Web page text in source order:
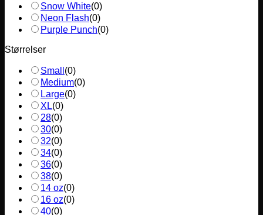
Snow White(0)
Neon Flash(0)
Purple Punch(0)
Størrelser
Small (0)
Medium(0)
Large(0)
XL(0)
28(0)
30(0)
32(0)
34(0)
36(0)
38(0)
14 oz(0)
16 oz(0)
40(0)